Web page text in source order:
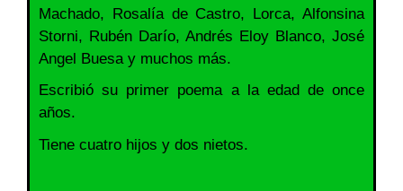
Machado, Rosalía de Castro, Lorca, Alfonsina
Storni, Rubén Darío, Andrés Eloy Blanco, José
Angel Buesa y muchos más.
Escribió su primer poema a la edad de once
años.
Tiene cuatro hijos y dos nietos.